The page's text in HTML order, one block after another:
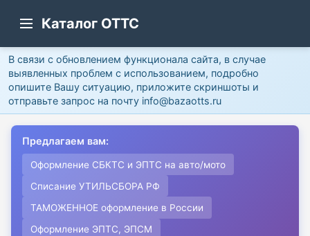
Каталог ОТТС
В связи с обновлением функционала сайта, в случае
выявленных проблем с использованием, подробно
опишите Вашу ситуацию, приложите скриншоты и
отправьте запрос на почту info@bazaotts.ru
Предлагаем вам:
Оформление СБКТС и ЭПТС на авто/мото
Списание УТИЛЬСБОРА РФ
ТАМОЖЕННОЕ оформление в России
Оформление ЭПТС, ЭПСМ